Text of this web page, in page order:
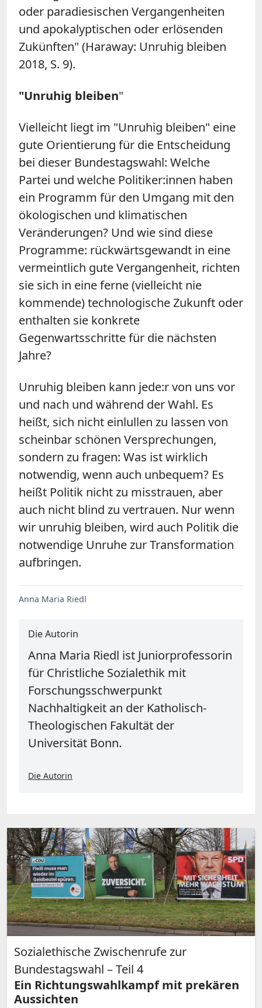
oder paradiesischen Vergangenheiten
und apokalyptischen oder erlösenden
Zukünften" (Haraway: Unruhig bleiben
2018, S. 9).
"Unruhig bleiben"
Vielleicht liegt im "Unruhig bleiben" eine
gute Orientierung für die Entscheidung
bei dieser Bundestagswahl: Welche
Partei und welche Politiker:innen haben
ein Programm für den Umgang mit den
ökologischen und klimatischen
Veränderungen? Und wie sind diese
Programme: rückwärtsgewandt in eine
vermeintlich gute Vergangenheit, richten
sie sich in eine ferne (vielleicht nie
kommende) technologische Zukunft oder
enthalten sie konkrete
Gegenwartsschritte für die nächsten
Jahre?
Unruhig bleiben kann jede:r von uns vor
und nach und während der Wahl. Es
heißt, sich nicht einlullen zu lassen von
scheinbar schönen Versprechungen,
sondern zu fragen: Was ist wirklich
notwendig, wenn auch unbequem? Es
heißt Politik nicht zu misstrauen, aber
auch nicht blind zu vertrauen. Nur wenn
wir unruhig bleiben, wird auch Politik die
notwendige Unruhe zur Transformation
aufbringen.
Anna Maria Riedl
Die Autorin
Anna Maria Riedl ist Juniorprofessorin
für Christliche Sozialethik mit
Forschungsschwerpunkt
Nachhaltigkeit an der Katholisch-
Theologischen Fakultät der
Universität Bonn.
Die Autorin
Sozialethische Zwischenrufe zur
Bundestagswahl – Teil 4
Ein Richtungswahlkampf mit prekären
Aussichten